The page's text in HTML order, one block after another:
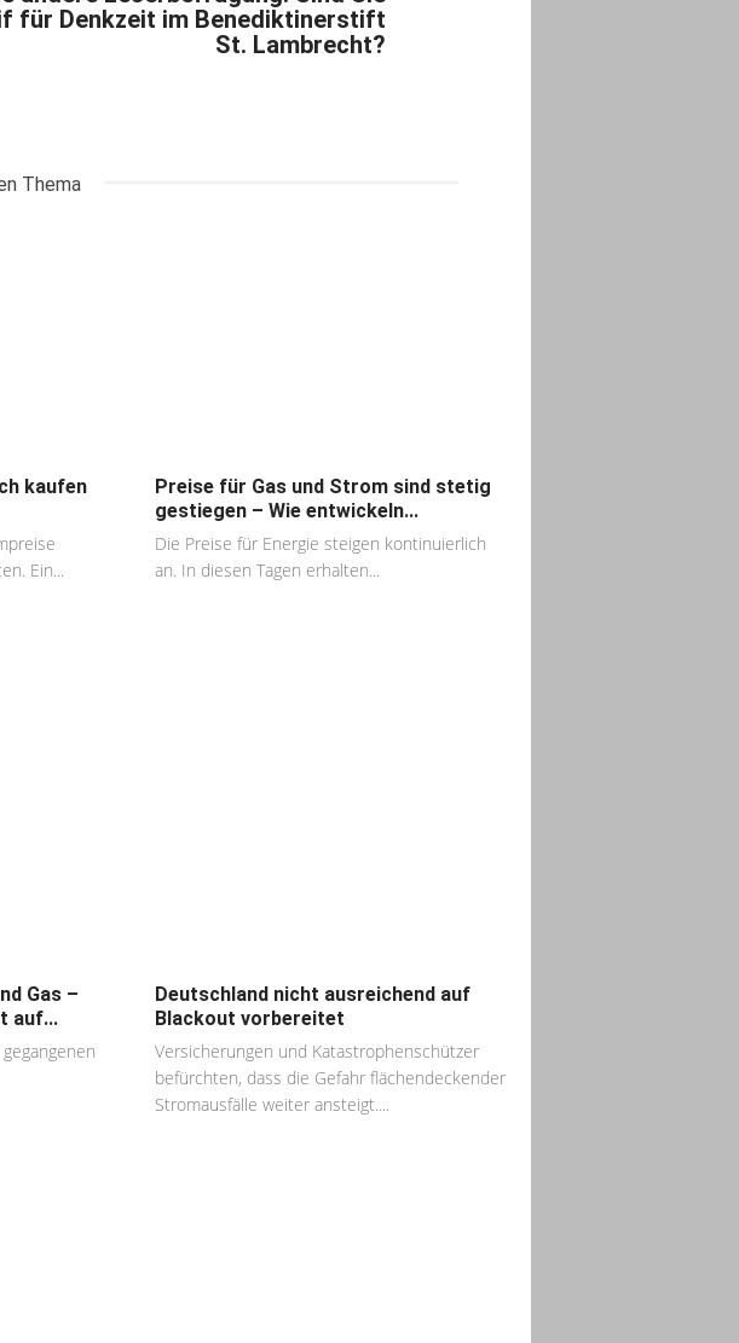
für Denkzeit im Benediktinerstift
St. Lambrecht?
Thema
kaufen
Ein...
Preise für Gas und Strom sind stetig
gestiegen – Wie entwickeln...
Die Preise für Energie steigen kontinuierlich
an. In diesen Tagen erhalten...
Gas –
auf...
Deutschland nicht ausreichend auf
Blackout vorbereitet
Versicherungen und Katastrophenschützer
befürchten, dass die Gefahr flächendeckender
Stromausfälle weiter ansteigt....